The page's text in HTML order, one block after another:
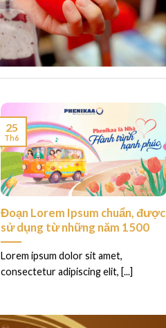
Đoạn Lorem Ipsum chuẩn, được
sử dụng từ những năm 1500
Lorem ipsum dolor sit amet,
consectetur adipiscing elit, [...]
25
Th6